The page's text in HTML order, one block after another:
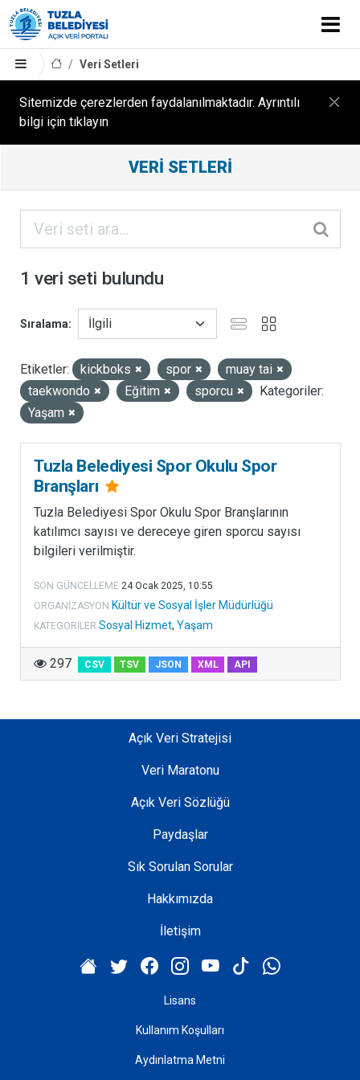
Veri Setleri
Sitemizde çerezlerden faydalanılmaktadır. Ayrıntılı
bilgi için tıklayın
Sonuçları
ORGANIZASYONLAR
KATEGORILER
ETIKETLER
LISANSLAR
VERI SETLERI
1 veri seti bulundu
Sıralama
Etiketler: kickboks spor
muay tai
taekwondo
Eğitim sporcu
Kategoriler:
Yaşam
Tuzla Belediyesi Spor Okulu Spor
Branşları
Tuzla Belediyesi Spor Okulu Spor Branşlarının
katılımcı sayısı ve dereceye giren sporcu sayısı
bilgileri verilmiştir.
SON GÜNCELLEME 24 Ocak 2025, 10:55
ORGANIZASYON Kültür ve Sosyal İşler Müdürlüğü
KATEGORILER Sosyal Hizmet, Yaşam
297 CSV TSV JSON XML API
Açık Veri Stratejisi
Veri Maratonu
Açık Veri Sözlüğü
Paydaşlar
Sık Sorulan Sorular
Hakkımızda
İletişim
Lisans
Kullanım Koşulları
Aydınlatma Metni